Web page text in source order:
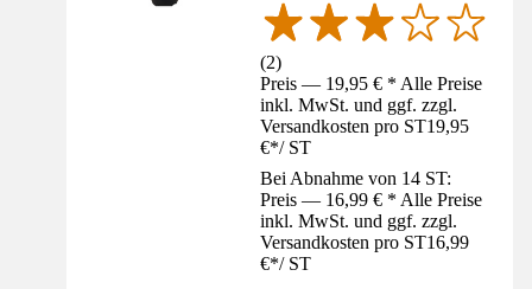
(2)
Preis — 19,95 € * Alle Preise
inkl. MwSt. und ggf. zzgl.
Versandkosten pro ST19,95
€*/ ST
Bei Abnahme von 14 ST:
Preis — 16,99 € * Alle Preise
inkl. MwSt. und ggf. zzgl.
Versandkosten pro ST16,99
€*/ ST